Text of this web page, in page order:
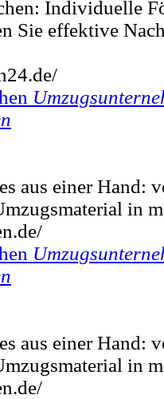
Individuelle
Sie effektive
aus einer Hand:
in
aus einer Hand:
in